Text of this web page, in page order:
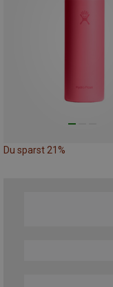
Du sparst 21%